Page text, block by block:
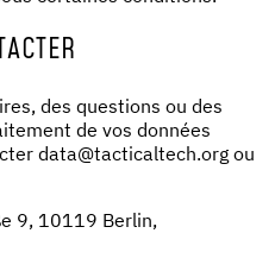
des questions ou des
de vos données
data@tacticaltech.org ou
9, 10119 Berlin,